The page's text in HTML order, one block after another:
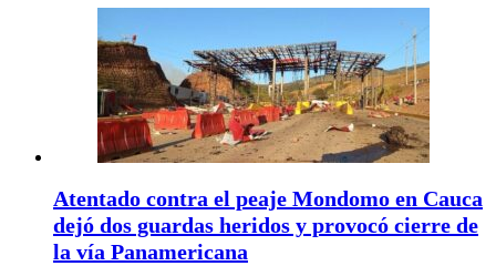
Atentado contra el peaje Mondomo en Cauca
dejó dos guardas heridos y provocó cierre de
la vía Panamericana